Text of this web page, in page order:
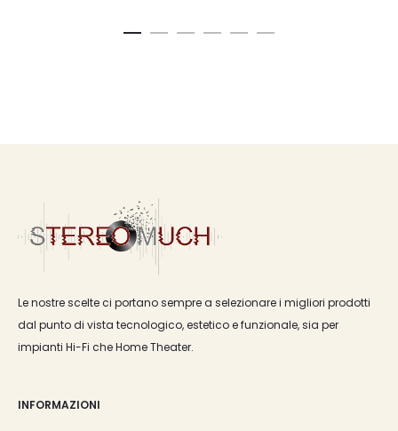
Le nostre scelte ci portano sempre a selezionare i migliori prodotti
dal punto di vista tecnologico, estetico e funzionale, sia per
impianti Hi-Fi che Home Theater.
INFORMAZIONI